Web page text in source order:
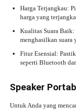
Harga Terjangkau:
harga yang
Kualitas Suara Baik:
menghasilkan suara
Fitur Esensial:
seperti Bluetooth
Speaker
Untuk Anda yang